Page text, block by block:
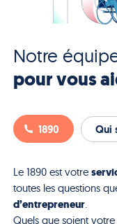
Notre
pour vous
1890 Qui
Le 1890 est votre
toutes les questions
d’entrepreneur.
Quels que soient